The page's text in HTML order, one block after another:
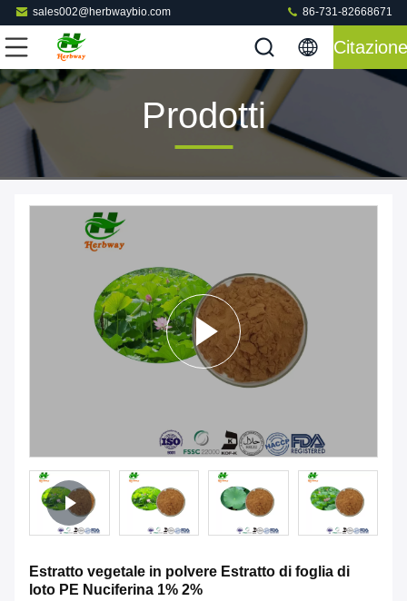
sales002@herbwaybio.com 86-731-82668671
Citazione
Prodotti
Estratto vegetale in polvere Estratto di foglia di
loto PE Nuciferina 1% 2%